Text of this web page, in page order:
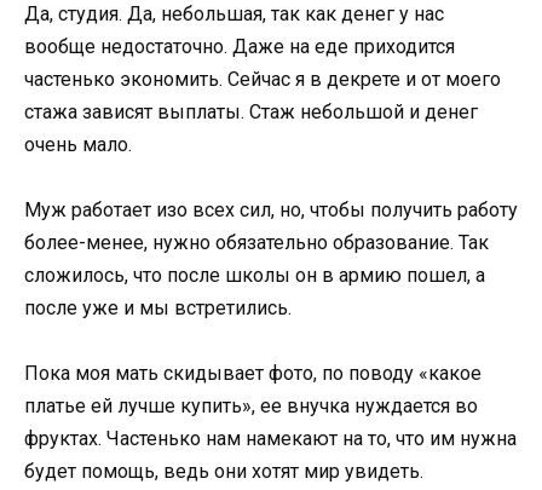
Да, студия. Да, небольшая, так как денег у нас
вообще недостаточно. Даже на еде приходится
частенько экономить. Сейчас я в декрете и от моего
стажа зависят выплаты. Стаж небольшой и денег
очень мало.
Муж работает изо всех сил, но, чтобы получить работу
более-менее, нужно обязательно образование. Так
сложилось, что после школы он в армию пошел, а
после уже и мы встретились.
Пока моя мать скидывает фото, по поводу «какое
платье ей лучше купить», ее внучка нуждается во
фруктах. Частенько нам намекают на то, что им нужна
будет помощь, ведь они хотят мир увидеть.